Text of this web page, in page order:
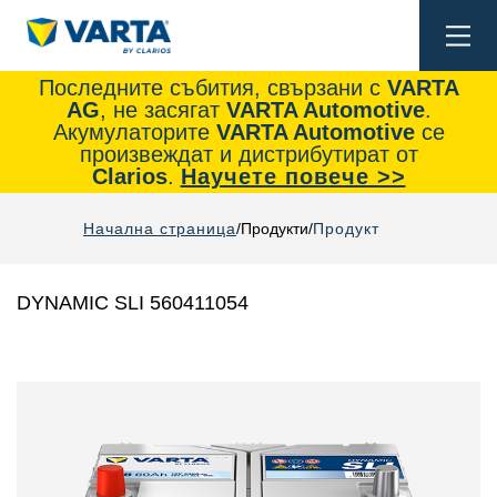
Последните събития, свързани с VARTA
AG, не засягат VARTA Automotive.
Акумулаторите VARTA Automotiveсе
произвеждат и дистрибутират от
Clarios. Научете повече >>
Начална страница Продукти Продукт
DYNAMIC SLI 560411054